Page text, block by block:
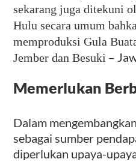
sekarang juga ditekuni
Hulu secara umum
memproduksi Gula
Jember dan Besuki –
Memerlukan
Dalam
sebagai sumber
diperlukan upaya-